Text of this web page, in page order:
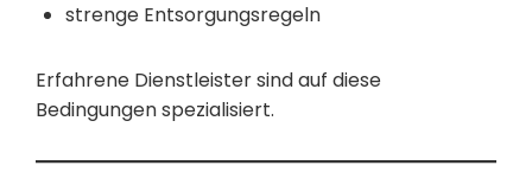
strenge Entsorgungsregeln
Erfahrene Dienstleister sind auf diese
Bedingungen spezialisiert.